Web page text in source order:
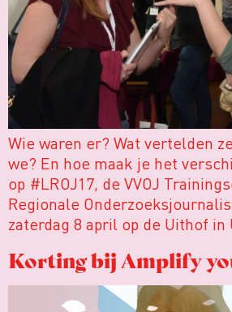
Wie waren er? Wat vertelden
we? En hoe maak je het
op #LROJ17, de VVOJ
Regionale
zaterdag 8 april op de Uithof in
Korting bij Amplify